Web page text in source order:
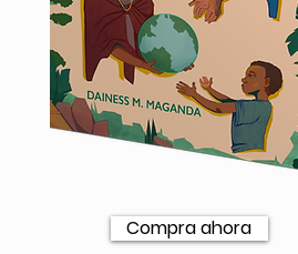
Compra ahora